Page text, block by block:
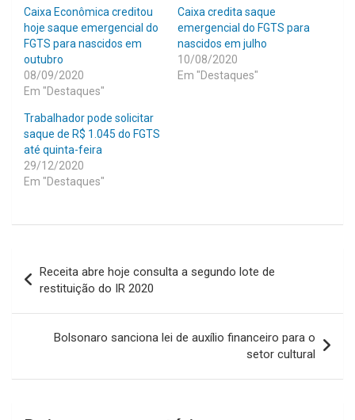
Caixa Econômica creditou
hoje saque emergencial do
FGTS para nascidos em
outubro
08/09/2020
Em "Destaques"
Caixa credita saque
emergencial do FGTS para
nascidos em julho
10/08/2020
Em "Destaques"
Trabalhador pode solicitar
saque de R$ 1.045 do FGTS
até quinta-feira
29/12/2020
Em "Destaques"
de
Post
Receita abre hoje consulta a segundo lote de
restituição do IR 2020
Bolsonaro sanciona lei de auxílio financeiro para o
setor cultural